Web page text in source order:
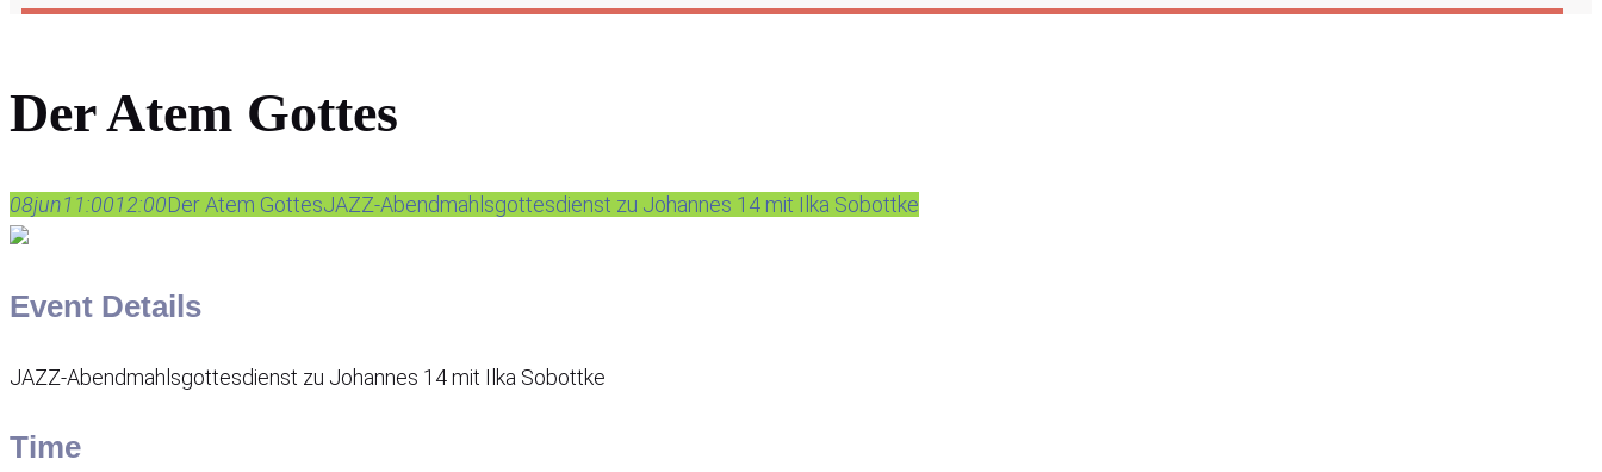
Der Atem Gottes
08jun11:0012:00Der Atem GottesJAZZ-Abendmahlsgottesdienst zu Johannes 14 mit Ilka Sobottke
Event Details
JAZZ-Abendmahlsgottesdienst zu Johannes 14 mit Ilka Sobottke
Time